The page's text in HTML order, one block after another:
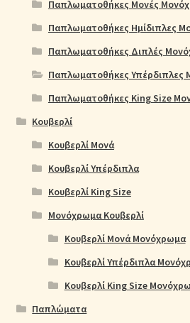
Παπλωματοθήκες Μονές
Παπλωματοθήκες Ημίδιπλες
Παπλωματοθήκες Διπλές
Παπλωματοθήκες Υπέρδιπλες
Παπλωματοθήκες King Size
Κουβερλί
Κουβερλί Μονά
Κουβερλί Υπέρδιπλα
Κουβερλί King Size
Μονόχρωμα Κουβερλί
Κουβερλί Μονά Μονόχρωμα
Κουβερλί Υπέρδιπλα
Κουβερλί King Size
Παπλώματα